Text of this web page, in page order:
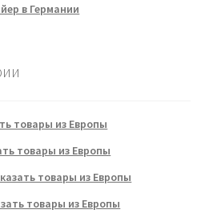
в Германии
товары из Европы
товары из Европы
товары из Европы
товары из Европы